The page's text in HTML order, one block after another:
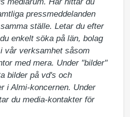
pressmeddelanden
ställe. Letar du efter
enkelt söka på län, bolag
vår verksamhet såsom
med mera. Under "bilder"
bilder på vd's och
i Almi-koncernen. Under
du media-kontakter för